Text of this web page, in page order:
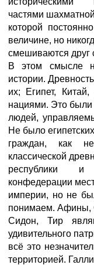
частями
которой
величине, но
смешиваются друг
В этом смысле
истории.
их; Египет,
нациями. Это были
людей,
Не было египетских
граждан, как
классической
республики и
конфедерации
империи, но не
понимаем. Афины,
Сидон, Тир
удивительного
всё это
территорией.